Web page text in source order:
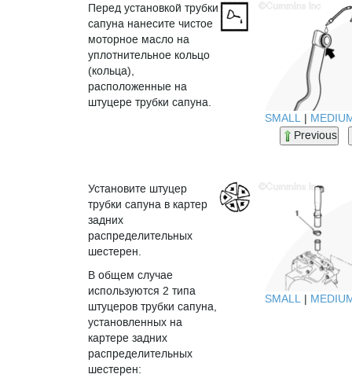
Перед установкой трубки
сапуна нанесите чистое
моторное масло на
уплотнительное кольцо
(кольца),
расположенные на
штуцере трубки сапуна.
SMALL |
Previous
Установите штуцер
трубки сапуна в картер
задних
распределительных
шестерен.
В общем случае
используются 2 типа
штуцеров трубки сапуна,
установленных на
картере задних
распределительных
шестерен:
SMALL |